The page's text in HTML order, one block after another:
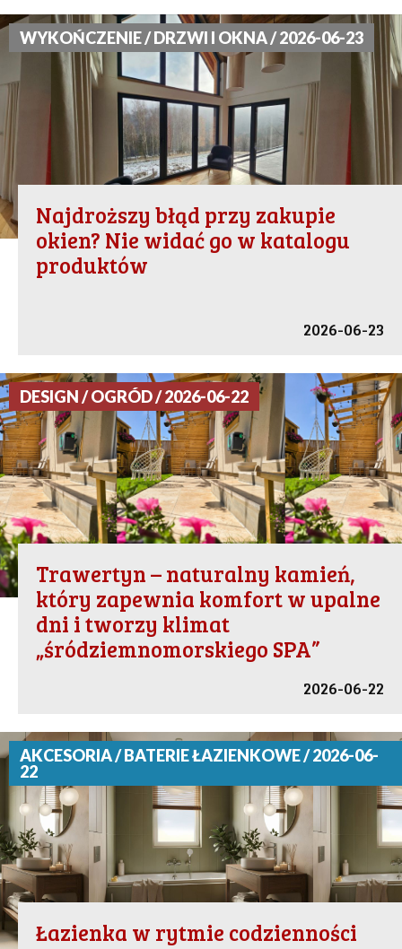
WYKOŃCZENIE / DRZWI I OKNA / 2026-06-23
Najdroższy błąd przy zakupie
okien? Nie widać go w katalogu
produktów
2026-06-23
DESIGN / OGRÓD / 2026-06-22
Trawertyn – naturalny kamień,
który zapewnia komfort w upalne
dni i tworzy klimat
„śródziemnomorskiego SPA”
2026-06-22
AKCESORIA / BATERIE ŁAZIENKOWE / 2026-06-
22
Łazienka w rytmie codzienności